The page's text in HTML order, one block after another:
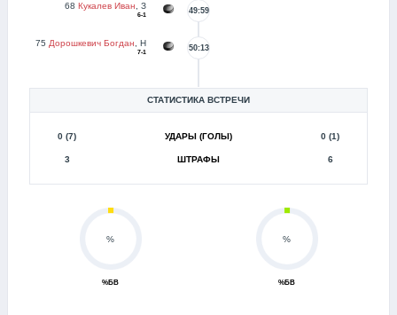
68 Кукалев Иван , З
6-1 49:59
75 Дорошкевич Богдан , Н
7-1 50:13
СТАТИСТИКА ВСТРЕЧИ
0 (7) УДАРЫ (ГОЛЫ) 0 (1)
3 ШТРАФЫ 6
%
%БВ
%
%БВ